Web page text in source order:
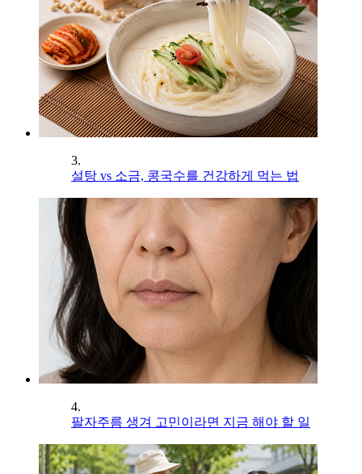
3.
설탕 vs 소금, 콩국수를 건강하게 먹는 법
4.
팔자주름 생겨 고민이라면 지금 해야 할 일